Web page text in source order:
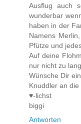
Ausflug auch
wunderbar
haben in der
Namens
Pfütze und
Auf deine
nur nicht zu
Wünsche Dir
Knuddler an
♥-lichst
biggi
Antworten